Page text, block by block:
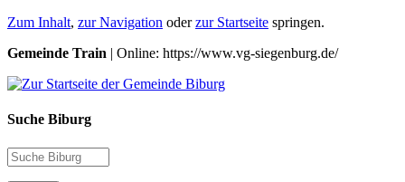
Zum Inhalt, zur Navigation oderzur Startseite springen.
Gemeinde Train | Online: https://www.vg-siegenburg.de/
Suche Biburg